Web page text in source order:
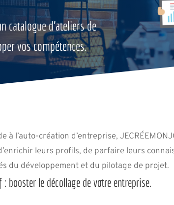
catalogue d’ateliers de
vos compétences.
à l’auto-création d’entreprise,
leurs profils, de parfaire leurs
du développement et du pilotage de projet.
booster le décollage de votre entreprise.